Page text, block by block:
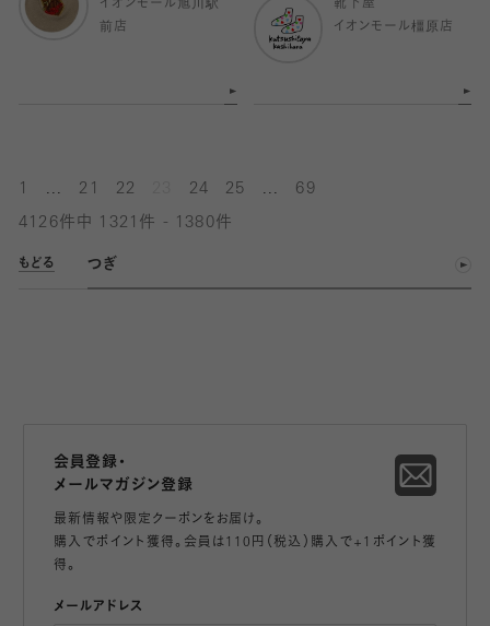
イオンモール旭川駅
前店
靴下屋
イオンモール橿原店
21 22 24 25 69
4126件中 1321件 - 1380件
もどる つぎ
会員登録・
メールマガジン登録
最新情報や限定クーポンをお届け。
購入でポイント獲得。会員は110円（税込）購入で+1ポイント獲
得。
メールアドレス